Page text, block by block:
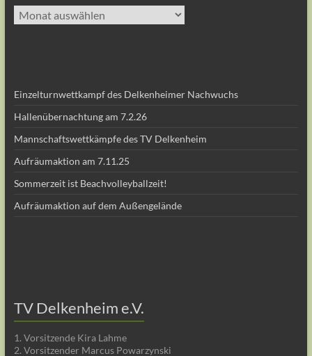
News
–
Einzelturnwettkampf des Delkenheimer Nachwuchs
Hallenübernachtung am 7.2.26
Mannschaftswettkämpfe des TV Delkenheim
Aufräumaktion am 7.11.25
Sommerzeit ist Beachvolleyballzeit!
Aufräumaktion auf dem Außengelände
TV Delkenheim e.V.
1. Vorsitzende Kira Lahme
2. Vorsitzender Marcus Powarzynski